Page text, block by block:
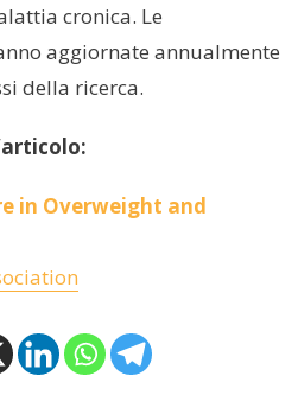
cronica. Le
aggiornate annualmente
della ricerca.
in Overweight and